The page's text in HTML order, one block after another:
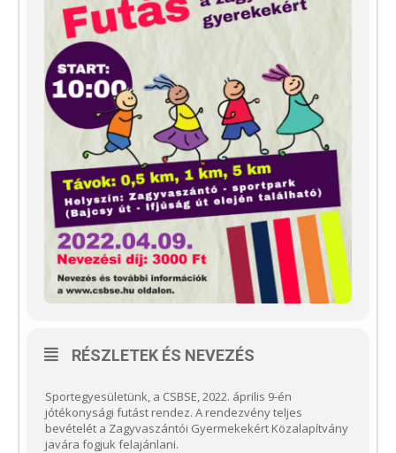
RÉSZLETEK ÉS NEVEZÉS
Sportegyesületünk, a CSBSE, 2022. április 9-én
jótékonysági futást rendez. A rendezvény teljes
bevételét a Zagyvaszántói Gyermekekért Közalapítvány
javára fogjuk felajánlani.